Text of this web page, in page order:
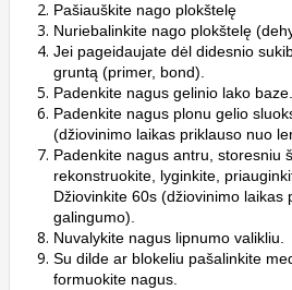
Pašiauškite nago plokštelę
Nuriebalinkite nago plokštelę
Jei pageidaujate dėl didesnio
gruntą (primer, bond).
Padenkite nagus gelinio lako
Padenkite nagus plonu gelio
(džiovinimo laikas priklauso nuo
Padenkite nagus antru, storesniu
rekonstruokite, lyginkite,
Džiovinkite 60s (džiovinimo laikas
galingumo).
Nuvalykite nagus lipnumo valikliu.
Su dilde ar blokeliu pašalinkite
formuokite nagus.